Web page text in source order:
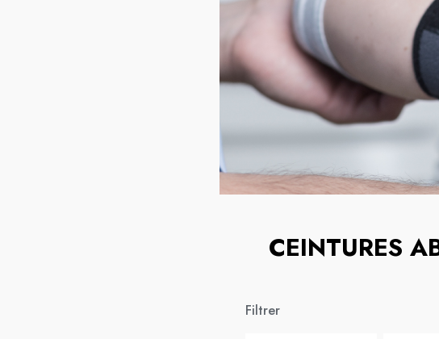
CEINTURES
Filtrer